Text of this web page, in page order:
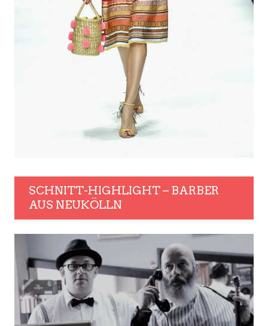
SCHNITT-HIGHLIGHT – BARBER
AUS NEUKÖLLN